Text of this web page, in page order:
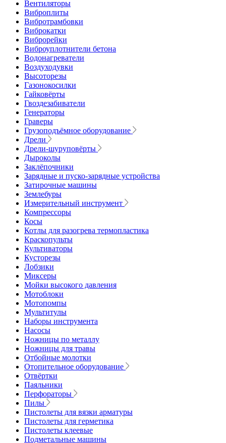
Вентиляторы
Виброплиты
Вибротрамбовки
Виброкатки
Виброрейки
Виброуплотнители бетона
Водонагреватели
Воздуходувки
Высоторезы
Газонокосилки
Гайковёрты
Гвоздезабиватели
Генераторы
Граверы
Грузоподъёмное оборудование
Дрели
Дрели-шуруповёрты
Дыроколы
Заклёпочники
Зарядные и пуско-зарядные устройства
Затирочные машины
Землебуры
Измерительный инструмент
Компрессоры
Косы
Котлы для разогрева термопластика
Краскопульты
Культиваторы
Кусторезы
Лобзики
Миксеры
Мойки высокого давления
Мотоблоки
Мотопомпы
Мультитулы
Наборы инструмента
Насосы
Ножницы по металлу
Ножницы для травы
Отбойные молотки
Отопительное оборудование
Отвёртки
Паяльники
Перфораторы
Пилы
Пистолеты для вязки арматуры
Пистолеты для герметика
Пистолеты клеевые
Подметальные машины